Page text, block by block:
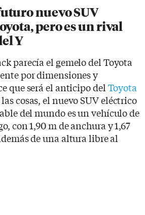
nuevo SUV
pero es un rival
Y
parecía el gemelo del Toyota
por dimensiones y
que será el anticipo del Toyota
cosas, el nuevo SUV eléctrico
del mundo es un vehículo de
con 1,90 m de anchura y 1,67
de una altura libre al